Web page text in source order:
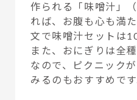
作られる「味噌汁」
れば、お腹も心も満
文で味噌汁セットは
また、おにぎりは全
なので、ピクニック
みるのもおすすめです